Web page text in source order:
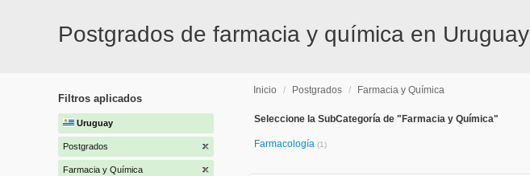
Postgrados de farmacia y química en Uruguay
Filtros aplicados
Uruguay
Postgrados
Farmacia y Química
Inicio / Postgrados / Farmacia y Química
Seleccione la SubCategoría de "Farmacia y Química"
Farmacología (1)